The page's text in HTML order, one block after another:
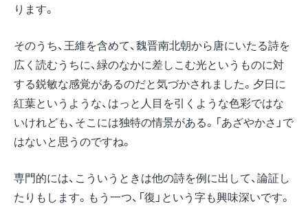
ります。
そのうち、王維を含めて、魏晋南北朝から唐にいたる詩を
広く読むうちに、緑のなかに差しこむ光というものに対
する鋭敏な感覚があるのだと気づかされました。夕日に
紅葉というような、はっと人目を引くような色彩ではな
いけれども、そこには独特の情景がある。「あざやかさ」で
はないと思うのですね。
専門的には、こういうときは他の詩を例に出して、論証し
たりもします。もう一つ、「復」という字も興味深いです。